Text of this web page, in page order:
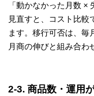
「動かなかった月数 ×
見直すと、コスト比較
ます。移行可否は、毎
月商の伸びと組み合わ
2-3. 商品数・運用